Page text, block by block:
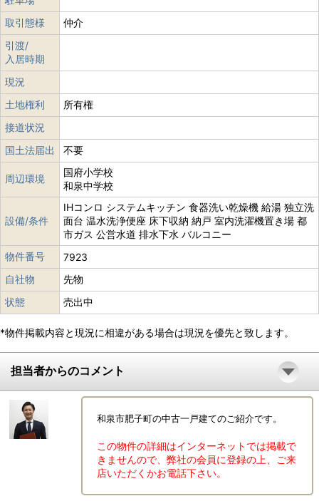
取引態様
仲介
引渡/
入居時期
現況
土地権利
所有権
接道状況
国土法届出
不要
周辺環境
国府小学校
和泉中学校
設備/条件
IHコンロ システムキッチン 食器洗い乾燥機 給湯 独立洗
面台 温水洗浄便座 床下収納 納戸 室内洗濯機置き場 都
市ガス 公営水道 排水下水 バルコニー
物件番号
7923
自社物
先物
状態
売出中
*物件掲載内容と現況に相違がある場合は現況を優先と致します。
担当者からのコメント
和泉市肥子町の中古一戸建てのご紹介です。
この物件の詳細はインターネットでは掲載で
きませんので、弊社の会員に登録の上、ご来
店いただくかお電話下さい。